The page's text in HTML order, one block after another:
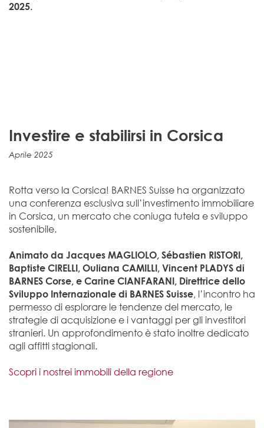
2025.
Investire e stabilirsi in Corsica
Aprile 2025
Rotta verso la Corsica! BARNES Suisse ha organizzato
una conferenza esclusiva sull’investimento immobiliare
in Corsica, un mercato che coniuga tutela e sviluppo
sostenibile.
Animato da Jacques MAGLIOLO, Sébastien RISTORI,
Baptiste CIRELLI, Ouliana CAMILLI, Vincent PLADYS di
BARNES Corse, e Carine CIANFARANI, Direttrice dello
Sviluppo Internazionale di BARNES Suisse, l’incontro ha
permesso di esplorare le tendenze del mercato, le
strategie di acquisizione e i vantaggi per gli investitori
stranieri. Un approfondimento è stato inoltre dedicato
agli affitti stagionali.
Scopri i nostrei immobili della regione